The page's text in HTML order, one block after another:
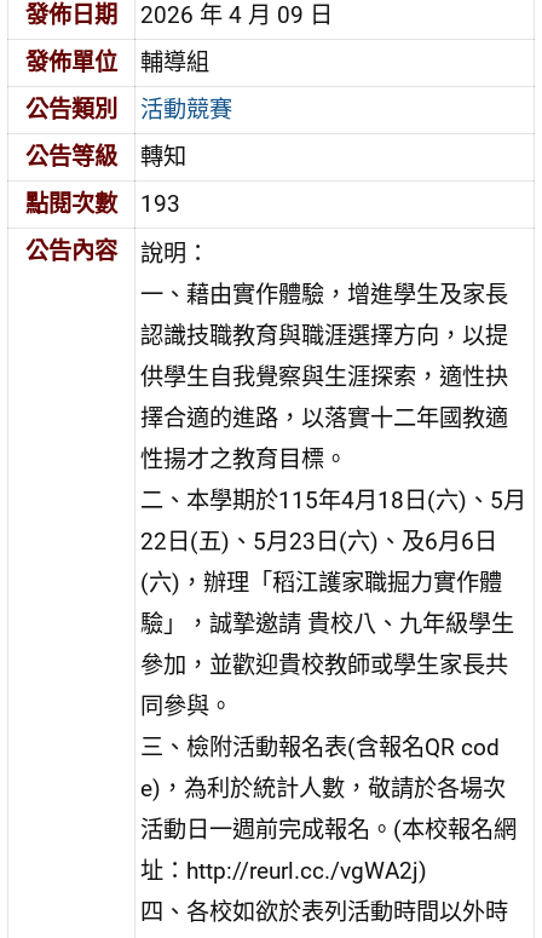
發佈日期
2026 年 4 月 09 日
發佈單位
輔導組
公告類別
活動競賽
公告等級
轉知
點閱次數
193
公告內容
說明：
一、藉由實作體驗，增進學生及家長
認識技職教育與職涯選擇方向，以提
供學生自我覺察與生涯探索，適性抉
擇合適的進路，以落實十二年國教適
性揚才之教育目標。
二、本學期於115年4月18日(六)、5月
22日(五)、5月23日(六)、及6月6日
(六)，辦理「稻江護家職掘力實作體
驗」，誠摯邀請 貴校八、九年級學生
參加，並歡迎貴校教師或學生家長共
同參與。
三、檢附活動報名表(含報名QR cod
e)，為利於統計人數，敬請於各場次
活動日一週前完成報名。(本校報名網
址：http://reurl.cc./vgWA2j)
四、各校如欲於表列活動時間以外時